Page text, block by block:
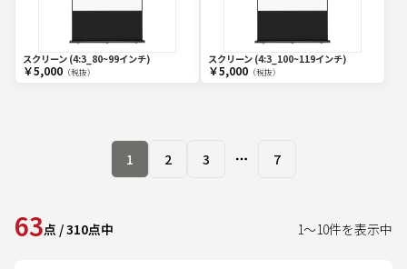
スクリーン (4:3_80~99インチ)
￥5,000（税抜）
スクリーン (4:3_100~119インチ)
￥5,000（税抜）
1 2 3 More pages
7
63点 /310点中 1～10件を表示中